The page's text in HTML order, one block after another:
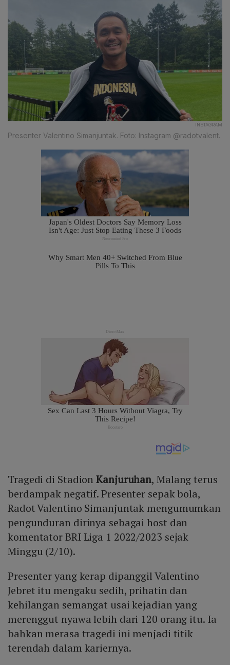
INSTAGRAM
Presenter Valentino Simanjuntak. Foto: Instagram @radotvalent.
Tragedi di Stadion Kanjuruhan, Malang terus
berdampak negatif. Presenter sepak bola,
Radot Valentino Simanjuntak mengumumkan
pengunduran dirinya sebagai host dan
komentator BRI Liga 1 2022/2023 sejak
Minggu (2/10).
Presenter yang kerap dipanggil Valentino
Jebret itu mengaku sedih, prihatin dan
kehilangan semangat usai kejadian yang
merenggut nyawa lebih dari 120 orang itu. Ia
bahkan merasa tragedi ini menjadi titik
terendah dalam kariernya.